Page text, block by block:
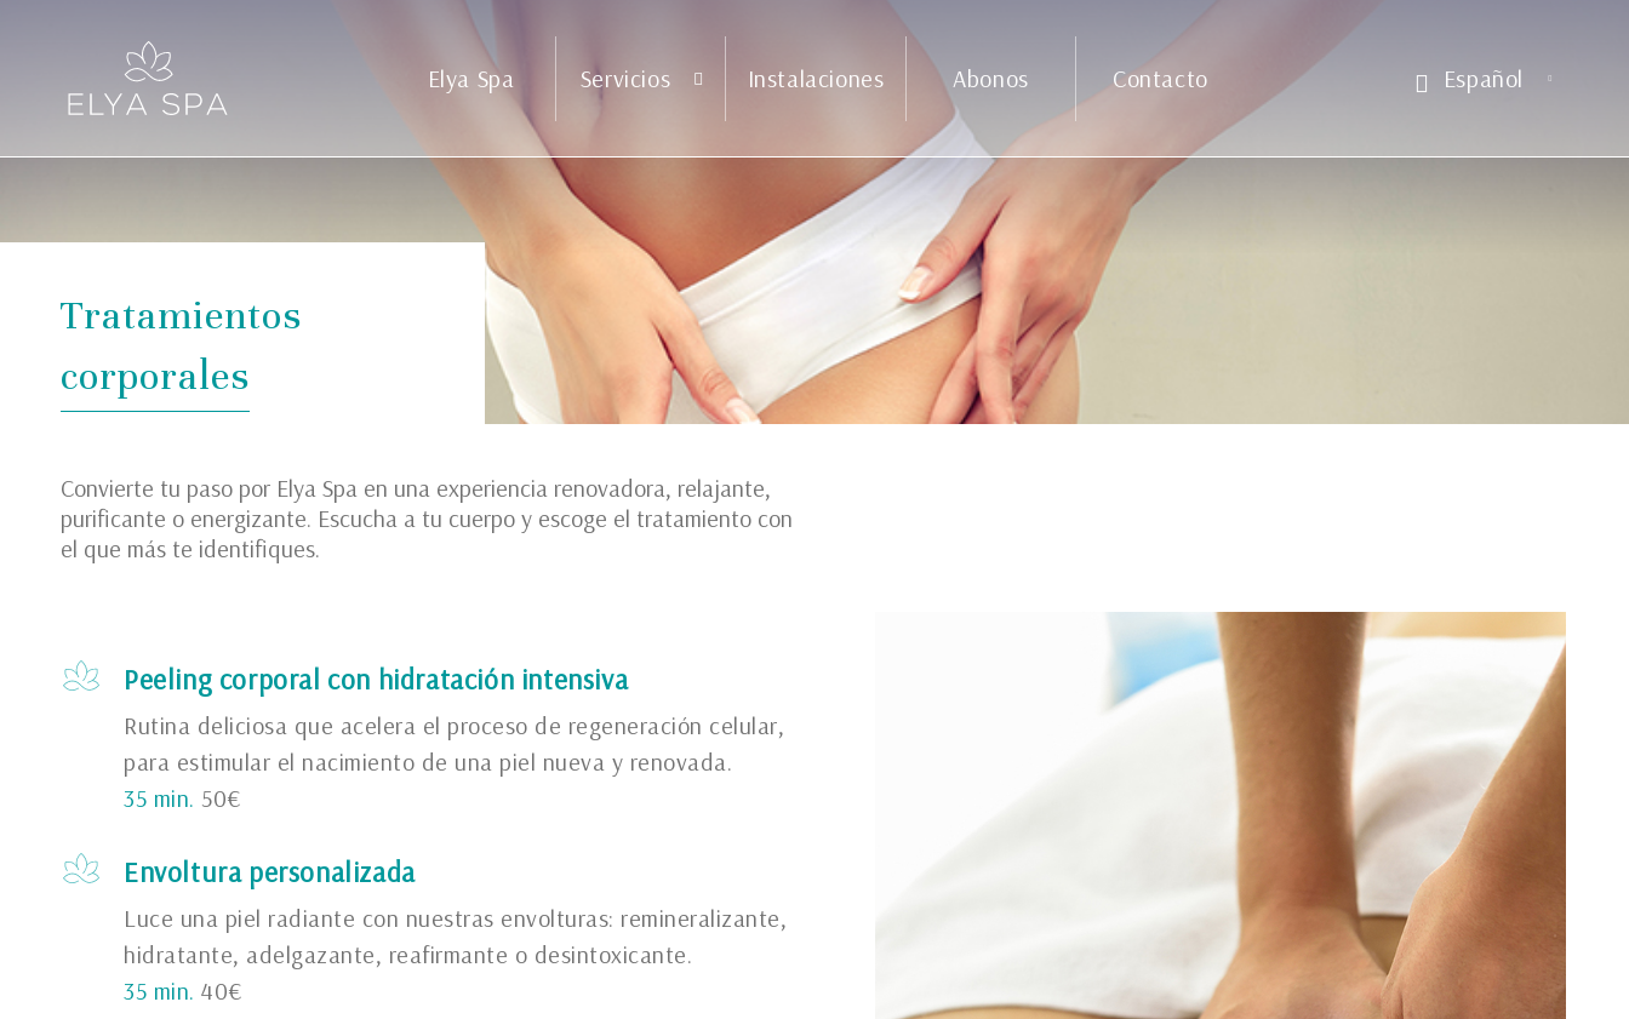
Elya Spa Servicios
Rituales
Tratamientos
Programas
Instalaciones Abonos Contacto
Español
Tratamientos
corporales
Convierte tu paso por Elya Spa en una experiencia renovadora, relajante,
purificante o energizante. Escucha a tu cuerpo y escoge el tratamiento con
el que más te identifiques.
Peeling corporal con hidratación intensiva
Rutina deliciosa que acelera el proceso de regeneración celular,
para estimular el nacimiento de una piel nueva y renovada.
35 min. 50€
Envoltura personalizada
Luce una piel radiante con nuestras envolturas: remineralizante,
hidratante, adelgazante, reafirmante o desintoxicante.
35 min. 40€